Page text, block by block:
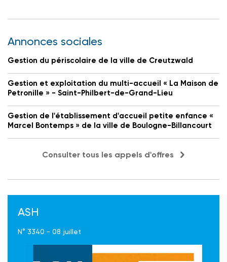
Annonces sociales
Gestion du périscolaire de la ville de Creutzwald
Gestion et exploitation du multi-accueil « La Maison de
Petronille » - Saint-Philbert-de-Grand-Lieu
Gestion de l'établissement d'accueil petite enfance «
Marcel Bontemps » de la ville de Boulogne-Billancourt
Consulter tous les appels d'offres
ASH
N° 3340 - 08 juillet